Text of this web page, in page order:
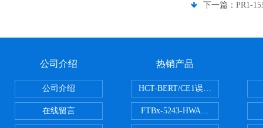
下一篇： PR1-
公司介绍
公司介绍
在线留言
热销产品
HCT-BERT/CE1误码测试仪
FTBx-5243-HWA光谱分析仪